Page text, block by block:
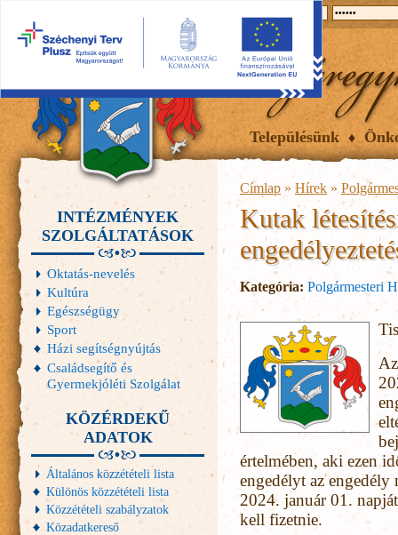
Településünk
Címlap » Hírek »
Kutak
Kategória: Polgármesteri
értelmében, aki ezen
engedélyt az
2024. január 01.
kell fizetnie.
INTÉZMÉNYEK
SZOLGÁLTATÁSOK
Oktatás-nevelés
Kultúra
Egészségügy
Sport
Házi segítségnyújtás
Családsegítő és
Gyermekjóléti Szolgálat
KÖZÉRDEKŰ
ADATOK
Általános közzétételi lista
Különös közzétételi lista
Közzétételi szabályzatok
Közadatkereső